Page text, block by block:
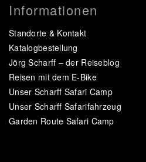
Informationen
Standorte & Kontakt
Katalogbestellung
Jörg Scharff – der Reiseblog
Reisen mit dem E-Bike
Unser Scharff Safari Camp
Unser Scharff Safarifahrzeug
Garden Route Safari Camp